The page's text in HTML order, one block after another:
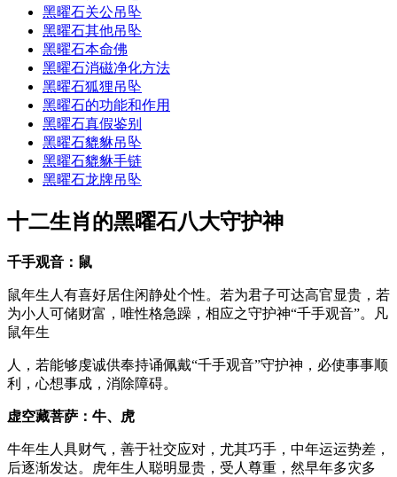
黑曜石关公吊坠
黑曜石其他吊坠
黑曜石本命佛
黑曜石消磁净化方法
黑曜石狐狸吊坠
黑曜石的功能和作用
黑曜石真假鉴别
黑曜石貔貅吊坠
黑曜石貔貅手链
黑曜石龙牌吊坠
十二生肖的黑曜石八大守护神
千手观音：鼠
鼠年生人有喜好居住闲静处个性。若为君子可达高官显贵，若
为小人可储财富，唯性格急躁，相应之守护神“千手观音”。凡
鼠年生
人，若能够虔诚供奉持诵佩戴“千手观音”守护神，必使事事顺
利，心想事成，消除障碍。
虚空藏菩萨：牛、虎
牛年生人具财气，善于社交应对，尤其巧手，中年运运势差，
后逐渐发达。虎年生人聪明显贵，受人尊重，然早年多灾多